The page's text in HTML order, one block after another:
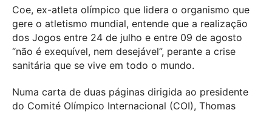
Coe, ex-atleta olímpico que lidera o organismo que
gere o atletismo mundial, entende que a realização
dos Jogos entre 24 de julho e entre 09 de agosto
“não é exequível, nem desejável”, perante a crise
sanitária que se vive em todo o mundo.
Numa carta de duas páginas dirigida ao presidente
do Comité Olímpico Internacional (COI), Thomas